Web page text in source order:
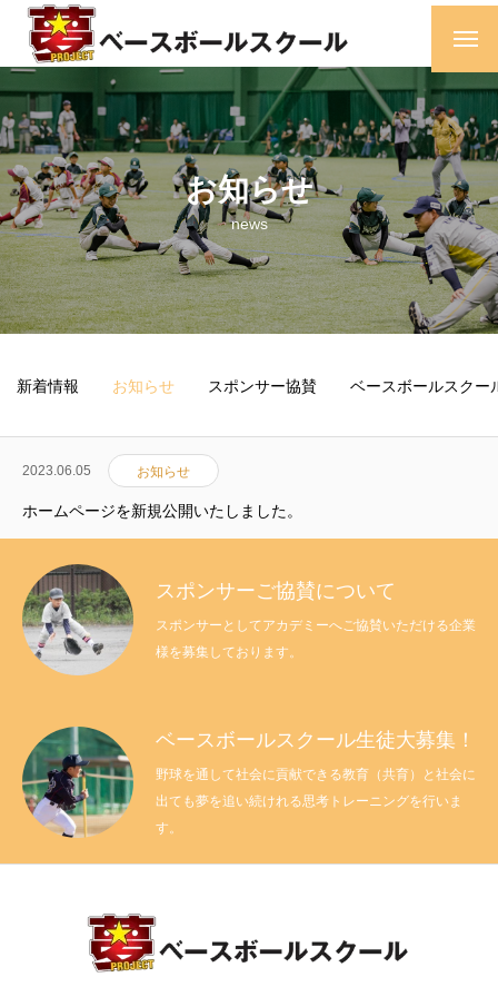
お知らせ
スポンサーご協賛について
個人情報保護方針
お知らせ
news
新着情報 お知らせ スポンサー協賛 ベースボールスクー
2023.06.05 お知らせ
ホームページを新規公開いたしました。
スポンサーご協賛について
スポンサーとしてアカデミーへご協賛いただける企業
様を募集しております。
ベースボールスクール生徒大募集！
野球を通して社会に貢献できる教育（共育）と社会に
出ても夢を追い続けれる思考トレーニングを行いま
す。